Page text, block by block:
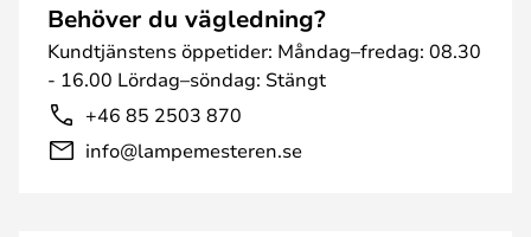
Behöver du vägledning?
Kundtjänstens öppetider: Måndag–fredag: 08.30
- 16.00 Lördag–söndag: Stängt
+46 85 2503 870
info@lampemesteren.se